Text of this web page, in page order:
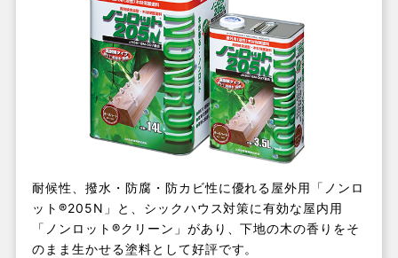
耐候性、撥水・防腐・防カビ性に優れる屋外用「ノンロ
ット®205N」と、シックハウス対策に有効な屋内用
「ノンロット®クリーン」があり、下地の木の香りをそ
のまま生かせる塗料として好評です。